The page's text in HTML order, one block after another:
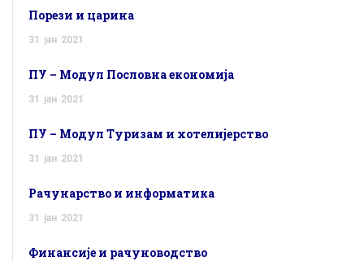
Порези и царина
31 јан 2021
ПУ – Модул Пословна економија
31 јан 2021
ПУ – Модул Туризам и хотелијерство
31 јан 2021
Рачунарство и информатика
31 јан 2021
Финансије и рачуноводство